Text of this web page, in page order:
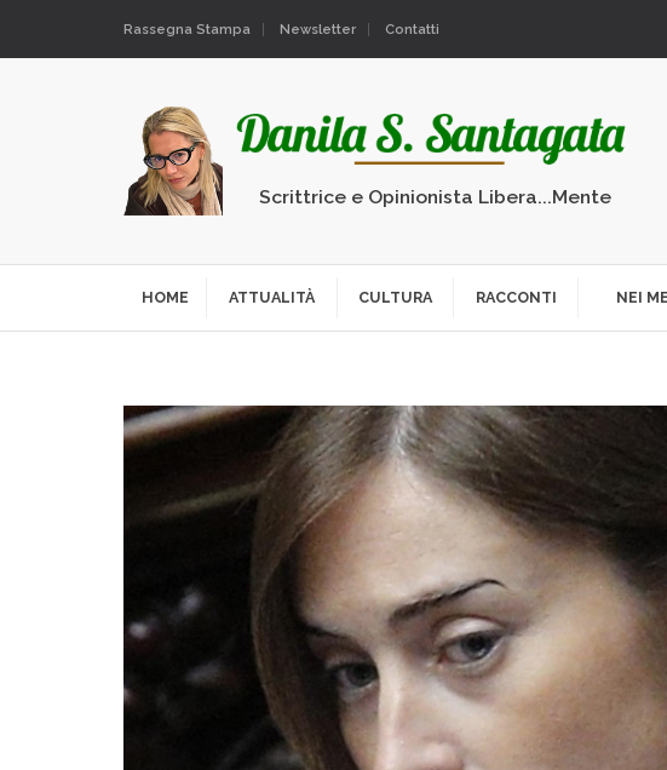
Rassegna Stampa Newsletter Contatti
Scrittrice e Opinionista Libera...Mente
HOME ATTUALITÀ CULTURA RACCONTI NEI